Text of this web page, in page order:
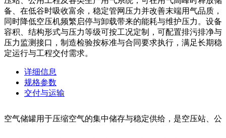
备、在低谷时吸收富余，稳定管网压力并改善末端用气品质，
同时降低空压机频繁启停与卸载带来的能耗与维护压力。设备
容积、结构形式与压力等级可按工况定制，可配置排污排净与
压力监测接口，制造检验按标准与合同要求执行，满足长期稳
定运行与工程交付需求。
详细信息
规格参数
交付与运输
空气储罐用于压缩空气的集中储存与稳定供给，是空压站、公